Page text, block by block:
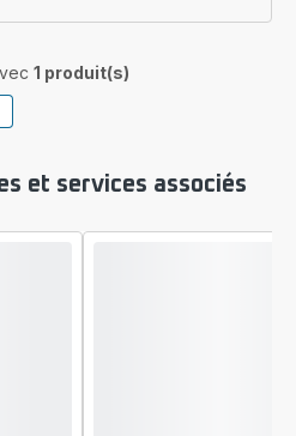
1 produit(s)
et services associés